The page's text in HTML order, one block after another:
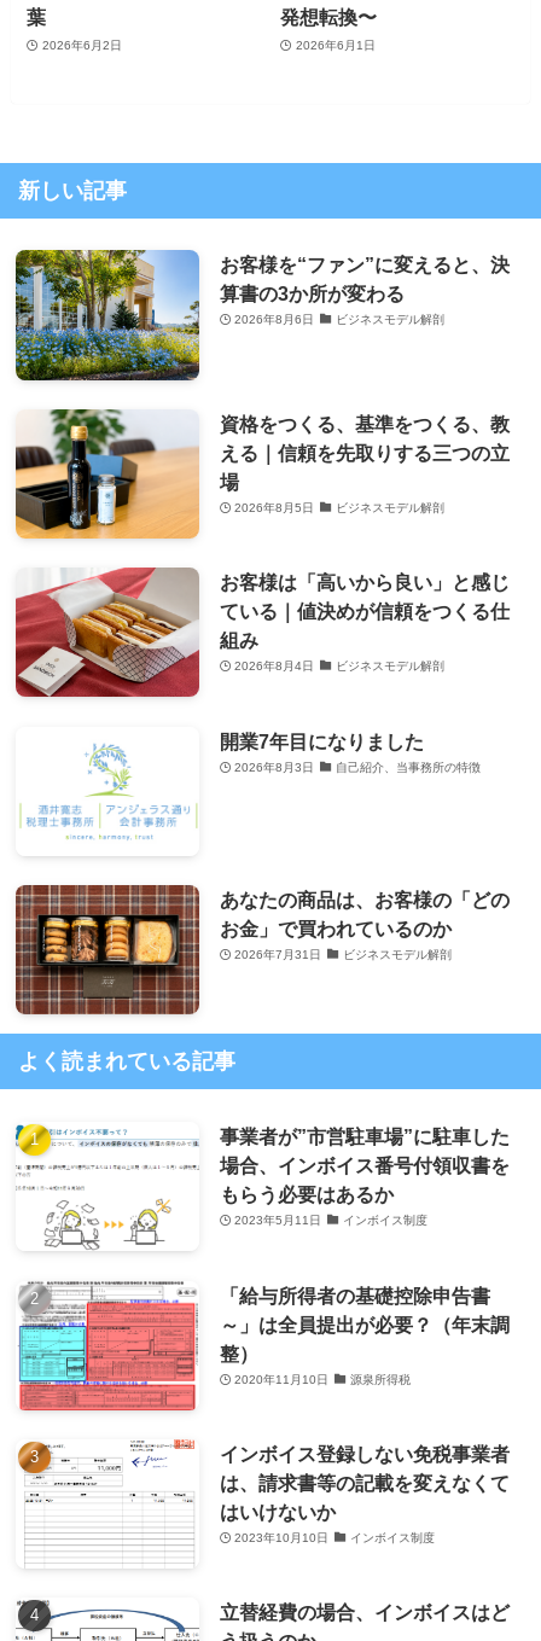
葉
2026年6月2日
発想転換〜
2026年6月1日
新しい記事
お客様を“ファン”に変えると、決
算書の3か所が変わる
2026年8月6日 ビジネスモデル解剖
資格をつくる、基準をつくる、教
える｜信頼を先取りする三つの立
場
2026年8月5日 ビジネスモデル解剖
お客様は「高いから良い」と感じ
ている｜値決めが信頼をつくる仕
組み
2026年8月4日 ビジネスモデル解剖
開業7年目になりました
2026年8月3日 自己紹介、当事務所の特徴
あなたの商品は、お客様の「どの
お金」で買われているのか
2026年7月31日 ビジネスモデル解剖
よく読まれている記事
事業者が”市営駐車場”に駐車した
場合、インボイス番号付領収書を
もらう必要はあるか
2023年5月11日 インボイス制度
「給与所得者の基礎控除申告書
～」は全員提出が必要？（年末調
整）
2020年11月10日 源泉所得税
インボイス登録しない免税事業者
は、請求書等の記載を変えなくて
はいけないか
2023年10月10日 インボイス制度
立替経費の場合、インボイスはど